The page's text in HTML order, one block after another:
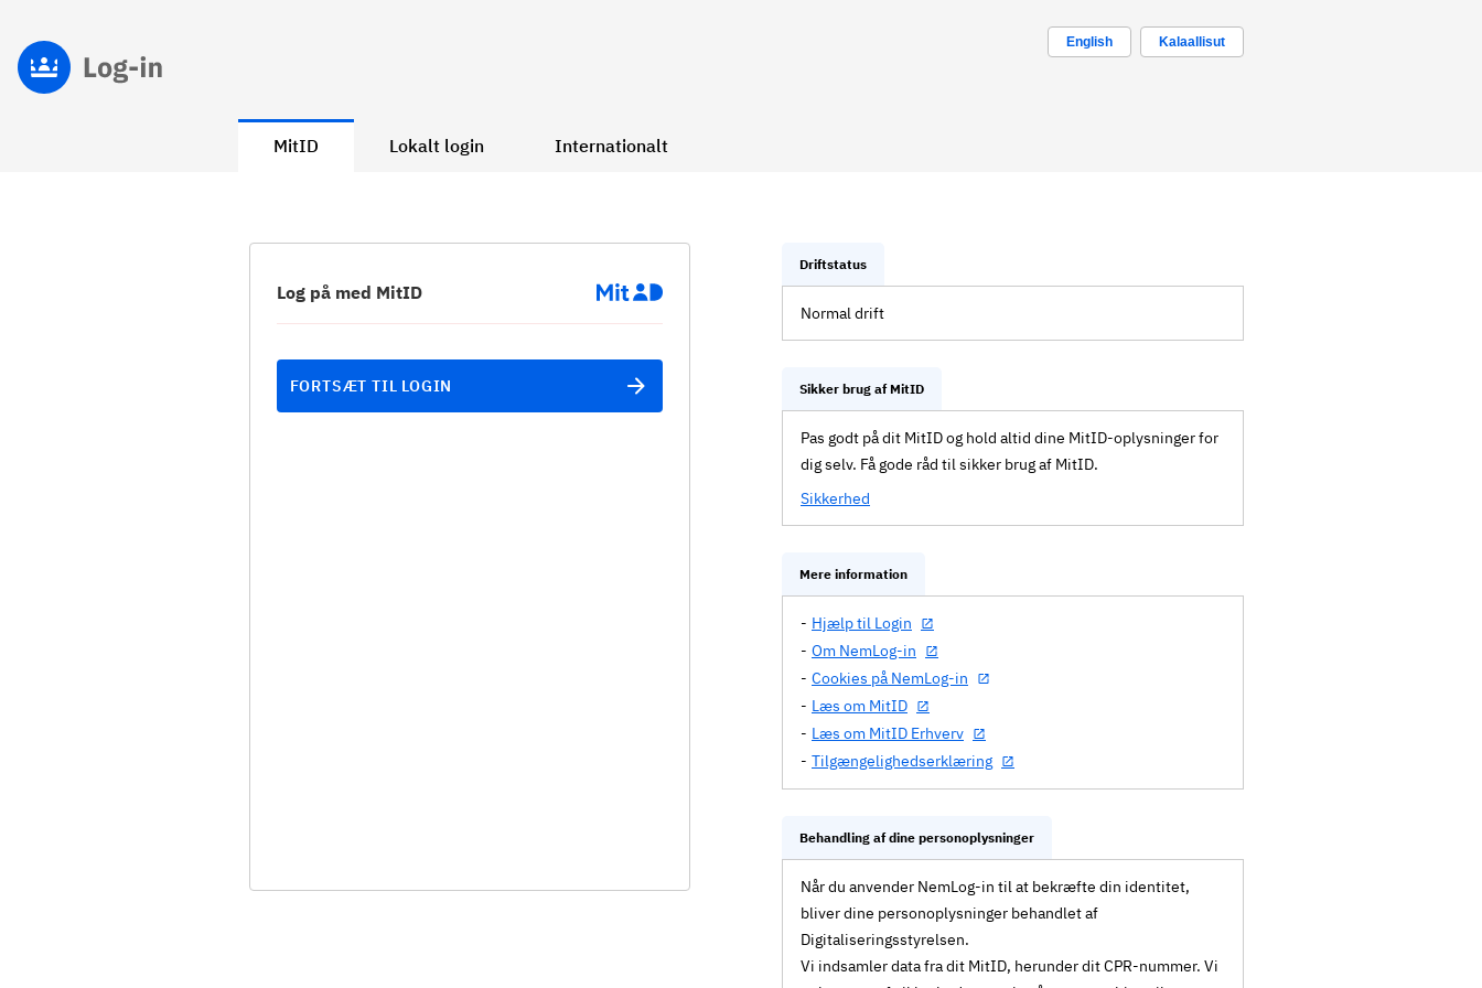
English Kalaallisut
MitID Lokalt login Internationalt
Log på med MitID
FORTSÆT TIL LOGIN
Driftstatus
Normal drift
Sikker brug af MitID
Pas godt på dit MitID og hold altid dine MitID-oplysninger for
dig selv. Få gode råd til sikker brug af MitID.
Sikkerhed
Mere information
Hjælp til Login
Om NemLog-in
Cookies på NemLog-in
Læs om MitID
Læs om MitID Erhverv
Tilgængelighedserklæring
Behandling af dine personoplysninger
Når du anvender NemLog-in til at bekræfte din identitet,
bliver dine personoplysninger behandlet af
Digitaliseringsstyrelsen.
Vi indsamler data fra dit MitID, herunder dit CPR-nummer. Vi